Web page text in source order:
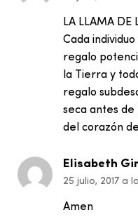
LA LLAMA DE
Cada
regalo
la Tierra y
regalo
seca antes
del corazón
Elisabeth
25 julio, 2017 a
Amen